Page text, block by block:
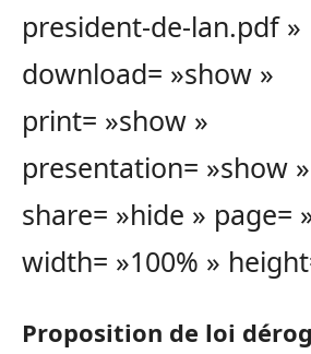
president-de-lan.pdf »
download= »show »
print= »show »
presentation= »show »
share= »hide » page=
width= »100% »
Proposition de loi